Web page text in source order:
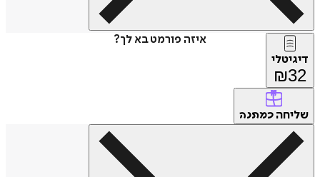
איזה פורמט בא לך?
דיגיטלי
₪32
שליחה כמתנה